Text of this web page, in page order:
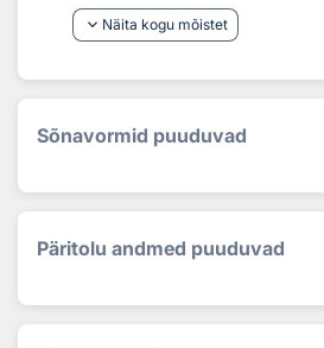
keyboard_arrow_down Näita kogu mõistet
Sõnavormid puuduvad
Päritolu andmed puuduvad